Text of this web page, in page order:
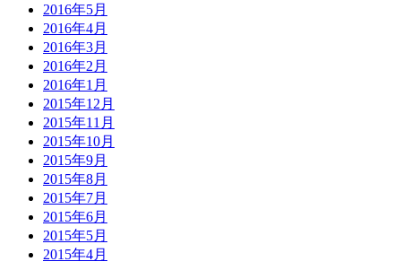
2016年5月
2016年4月
2016年3月
2016年2月
2016年1月
2015年12月
2015年11月
2015年10月
2015年9月
2015年8月
2015年7月
2015年6月
2015年5月
2015年4月